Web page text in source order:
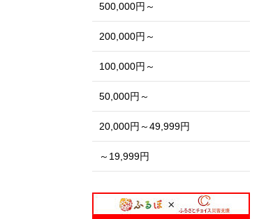
500,000円～
200,000円～
100,000円～
50,000円～
20,000円～49,999円
～19,999円